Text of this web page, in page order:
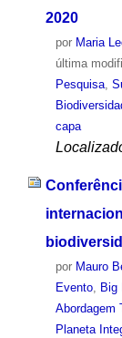
2020
por Maria
última
Pesquisa,
capa
por Mauro
Evento, Big
Abordagem
Planeta